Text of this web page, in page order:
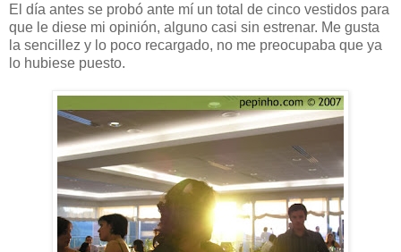
El día antes se probó ante mí un total de cinco vestidos para
que le diese mi opinión, alguno casi sin estrenar. Me gusta
la sencillez y lo poco recargado, no me preocupaba que ya
lo hubiese puesto.